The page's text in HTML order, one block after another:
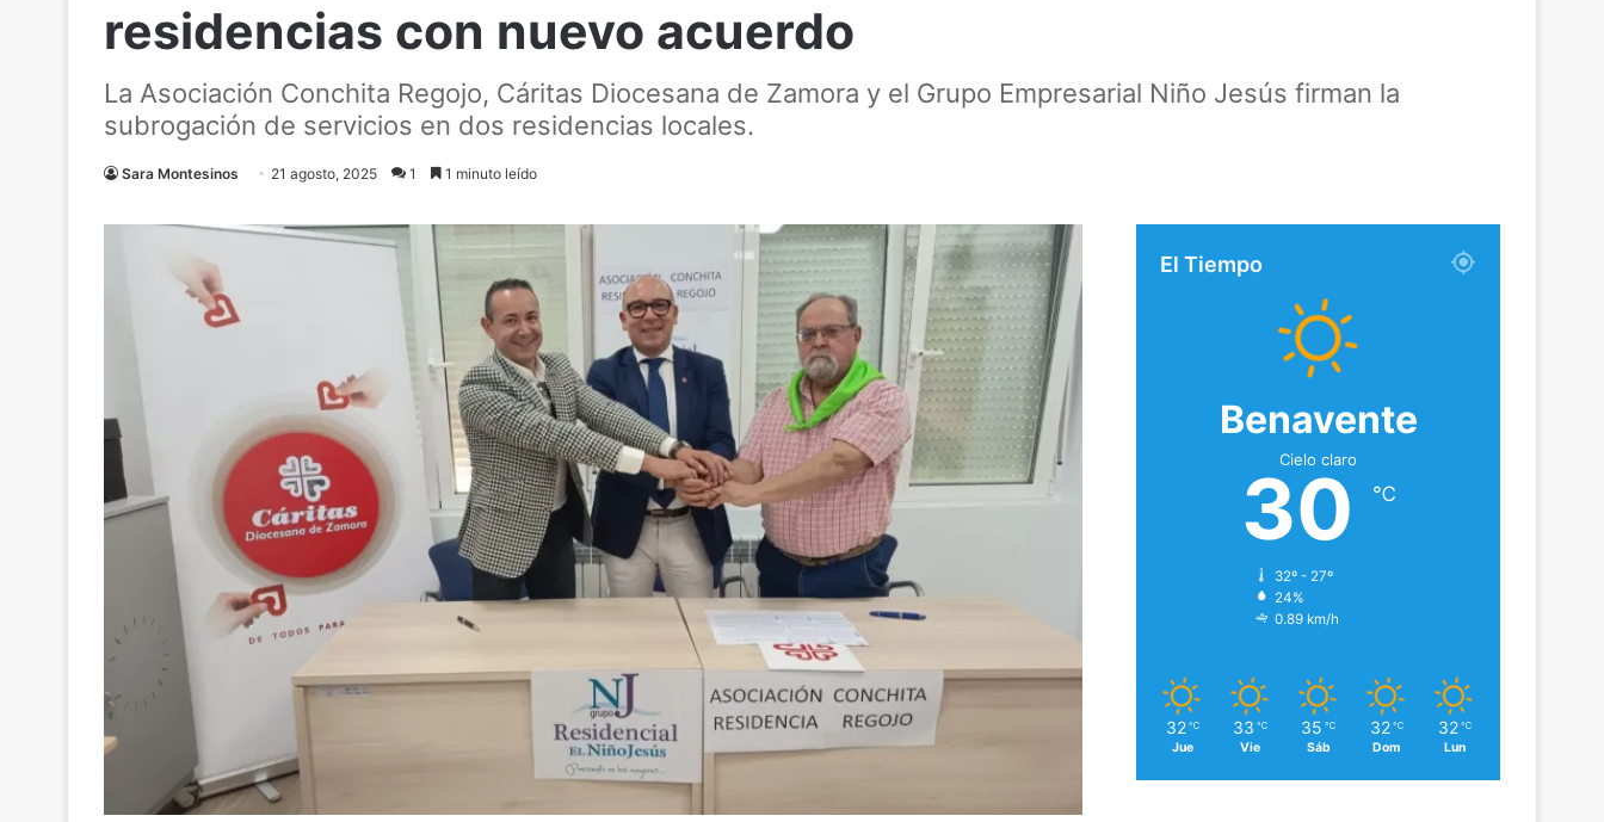
residencias con nuevo acuerdo
La Asociación Conchita Regojo, Cáritas Diocesana de Zamora y el Grupo Empresarial Niño Jesús firman la
subrogación de servicios en dos residencias locales.
Sara Montesinos 21 agosto, 2025 1 1 minuto leído
El Tiempo
Benavente
Cielo claro
30 ℃
32º - 27º
24%
0.89 km/h
32 ℃
Jue
33 ℃
Vie
35 ℃
Sáb
32 ℃
Dom
32 ℃
Lun